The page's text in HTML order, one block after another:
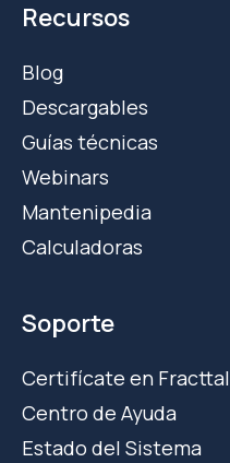
Recursos
Blog
Descargables
Guías técnicas
Webinars
Mantenipedia
Calculadoras
Soporte
Certifícate en Fracttal
Centro de Ayuda
Estado del Sistema